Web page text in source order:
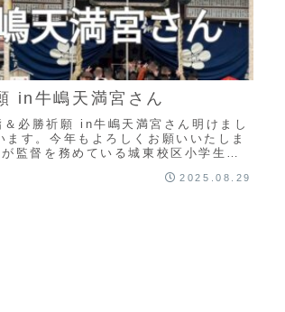
in牛嶋天満宮さん
勝祈願 in牛嶋天満宮さん明けまし
ます。今年もよろしくお願いいたしま
監督を務めている城東校区小学生ド
2025.08.29